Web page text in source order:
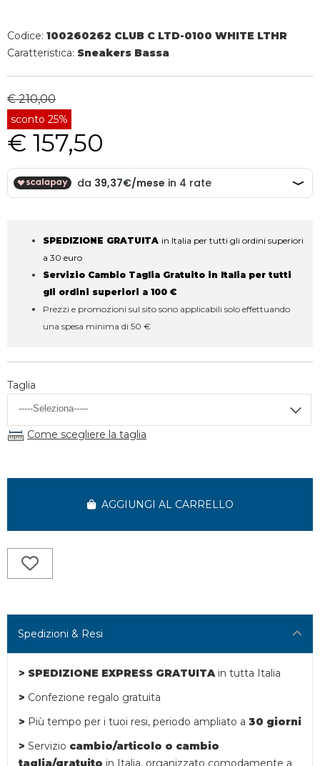
Codice: 100260262 CLUB C LTD-0100 WHITE LTHR
Caratteristica: Sneakers Bassa
€ 210,00
sconto 25%
€ 157,50
SPEDIZIONE GRATUITA in Italia per tutti gli ordini superiori
a 30 euro
Servizio Cambio Taglia Gratuito in Italia per tutti
gli ordini superiori a 100 €
Prezzi e promozioni sul sito sono applicabili solo effettuando
una spesa minima di 50 €
Taglia
Come scegliere la taglia
AGGIUNGI AL CARRELLO
Spedizioni & Resi
> SPEDIZIONE EXPRESS GRATUITAin tutta Italia
> Confezione regalo gratuita
> Più tempo per i tuoi resi, periodo ampliato a 30 giorni
> Servizio cambio/articolo o cambio
taglia/gratuito in Italia, organizzato comodamente a